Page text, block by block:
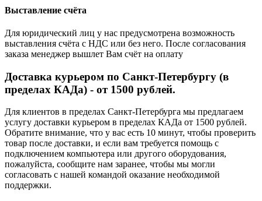
Выставление счёта
Для юридический лиц у нас предусмотрена возможность
выставления счёта с НДС или без него. После согласования
заказа менеджер вышлет Вам счёт на оплату
Доставка курьером по Санкт-Петербургу (в
пределах КАДа) - от 1500 рублей.
Для клиентов в пределах Санкт-Петербурга мы предлагаем
услугу доставки курьером в пределах КАДа от 1500 рублей.
Обратите внимание, что у вас есть 10 минут, чтобы проверить
товар после доставки, и если вам требуется помощь с
подключением компьютера или другого оборудования,
пожалуйста, сообщите нам заранее, чтобы мы могли
согласовать с нашей командой оказание необходимой
поддержки.